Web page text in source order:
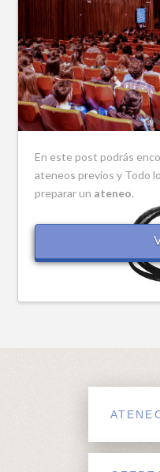
En este post podrás
ateneos previos y Todo
preparar un ateneo.